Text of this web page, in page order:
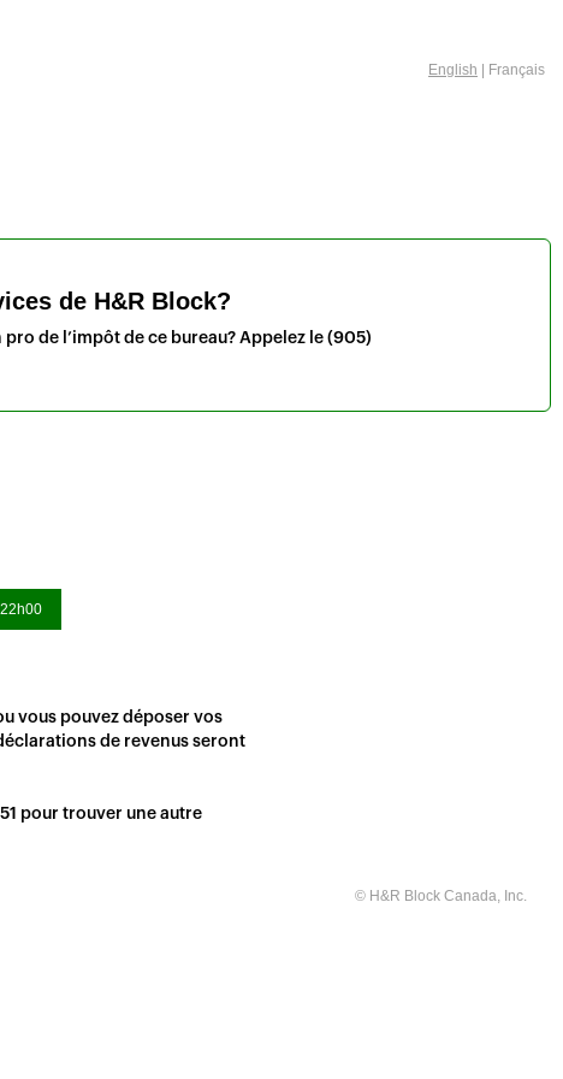
English | Français
de H&R Block?
de l’impôt de ce bureau? Appelez le(905)
22h00
vous pouvez déposer vos
de revenus seront
pour trouver une autre
© H&R Block Canada, Inc.